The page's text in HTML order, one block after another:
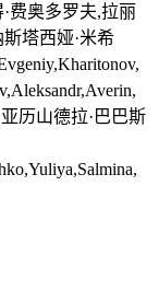
费奥多罗夫,拉丽
塔西娅·米希
历山德拉·巴巴斯